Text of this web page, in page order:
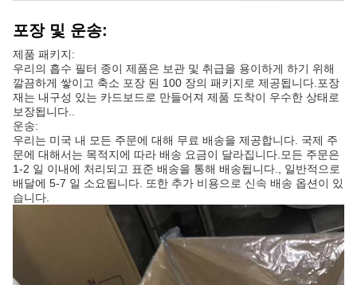
포장 및 운송:
제품 패키지:
우리의 흡수 필터 종이 제품은 보관 및 취급을 용이하게 하기 위해
깔끔하게 쌓이고 축소 포장 된 100 장의 패키지로 제공됩니다.포장
재는 내구성 있는 카드보드로 만들어져 제품 도착이 우수한 상태로
보장됩니다..
운송:
우리는 미국 내 모든 주문에 대해 무료 배송을 제공합니다. 국제 주
문에 대해서는 목적지에 따라 배송 요금이 달라집니다.모든 주문은
1-2 일 이내에 처리되고 표준 배송을 통해 배송됩니다., 일반적으로
배달에 5-7 일 소요됩니다. 또한 추가 비용으로 신속 배송 옵션이 있
습니다.